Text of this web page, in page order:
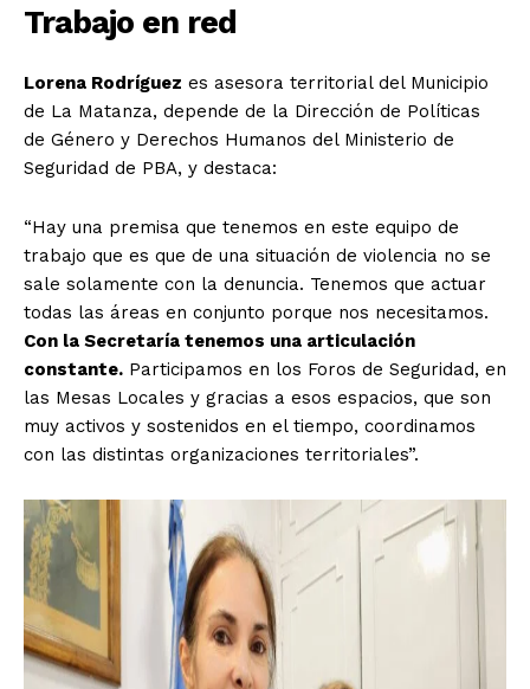
Trabajo en red
Lorena Rodríguez es asesora territorial del Municipio
de La Matanza, depende de la Dirección de Políticas
de Género y Derechos Humanos del Ministerio de
Seguridad de PBA, y destaca:
“Hay una premisa que tenemos en este equipo de
trabajo que es que de una situación de violencia no se
sale solamente con la denuncia. Tenemos que actuar
todas las áreas en conjunto porque nos necesitamos.
Con la Secretaría tenemos una articulación
constante. Participamos en los Foros de Seguridad, en
las Mesas Locales y gracias a esos espacios, que son
muy activos y sostenidos en el tiempo, coordinamos
con las distintas organizaciones territoriales”.